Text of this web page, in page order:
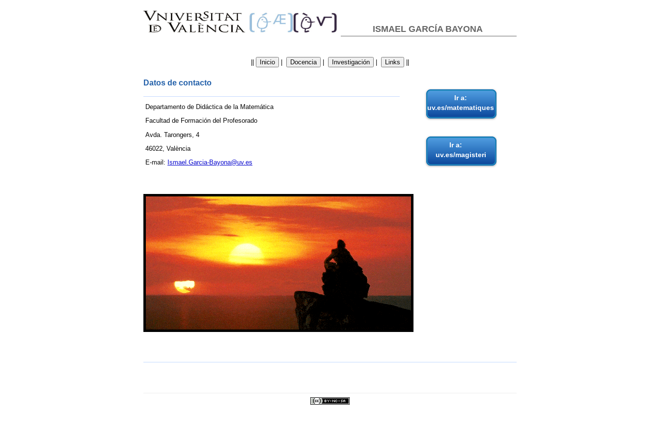
ISMAEL GARCÍA BAYONA
Ir a:
uv.es/matematiques
Ir a:
uv.es/magisteri
Datos de contacto
Departamento de Didáctica de la Matemática
Facultad de Formación del Profesorado
Avda. Tarongers, 4
46022, València
E-mail: Ismael.Garcia-Bayona@uv.es